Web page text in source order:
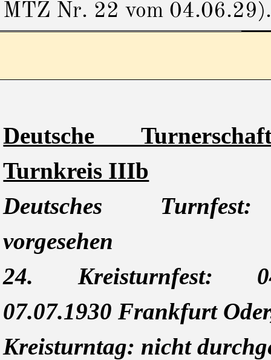
MTZ Nr. 22 vom 04.06.29
Deutsche
Turnkreis IIIb
Deutsches
vorgesehen
24. Kreisturnfest:
07.07.1930 Frankfurt
Kreisturntag: nicht